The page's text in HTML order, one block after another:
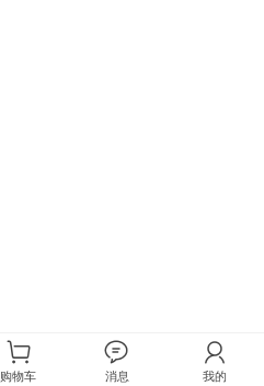
购物车 消息 我的